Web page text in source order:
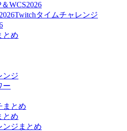
WCS2026
タイムチャレンジ
とめ
ンジ
ー
まとめ
とめ
ンジまとめ